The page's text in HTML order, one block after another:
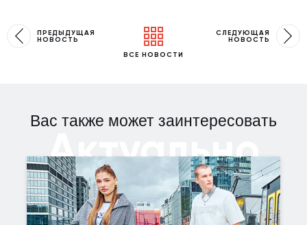
ПРЕДЫДУЩАЯ
НОВОСТЬ
ВСЕ НОВОСТИ
СЛЕДУЮЩАЯ
НОВОСТЬ
Вас также может заинтересовать
Актуально